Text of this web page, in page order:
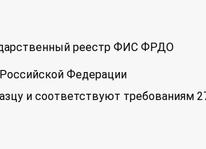
реестр ФИС ФРДО
Федерации
и соответствуют требованиям